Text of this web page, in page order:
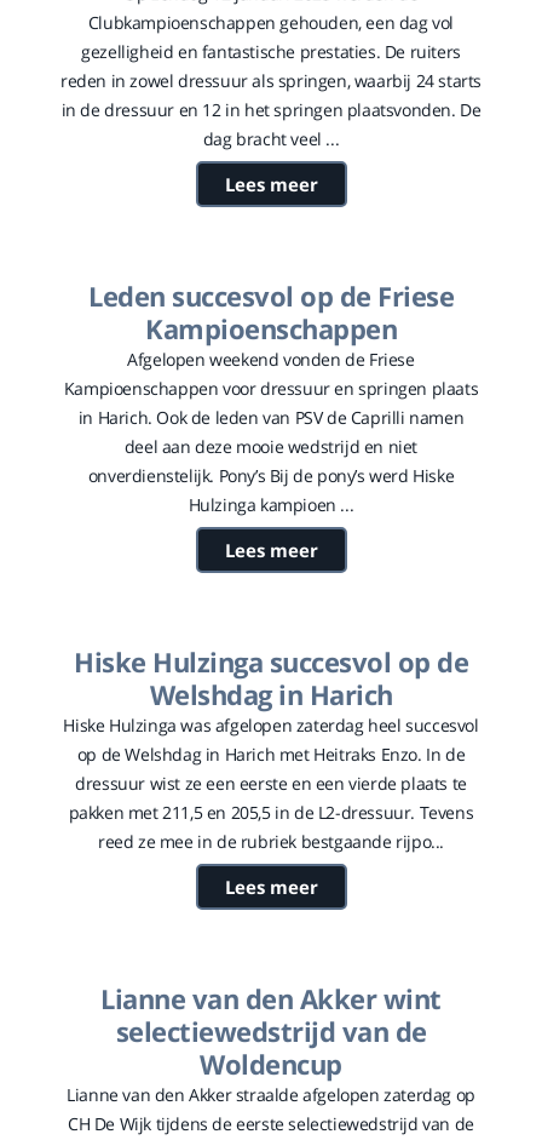
Clubkampioenschappen gehouden, een dag vol
gezelligheid en fantastische prestaties. De ruiters
reden in zowel dressuur als springen, waarbij 24 starts
in de dressuur en 12 in het springen plaatsvonden. De
dag bracht veel ...
Lees meer
Leden succesvol op de Friese
Kampioenschappen
Afgelopen weekend vonden de Friese
Kampioenschappen voor dressuur en springen plaats
in Harich. Ook de leden van PSV de Caprilli namen
deel aan deze mooie wedstrijd en niet
onverdienstelijk. Pony’s Bij de pony’s werd Hiske
Hulzinga kampioen ...
Lees meer
Hiske Hulzinga succesvol op de
Welshdag in Harich
Hiske Hulzinga was afgelopen zaterdag heel succesvol
op de Welshdag in Harich met Heitraks Enzo. In de
dressuur wist ze een eerste en een vierde plaats te
pakken met 211,5 en 205,5 in de L2-dressuur. Tevens
reed ze mee in de rubriek bestgaande rijpo...
Lees meer
Lianne van den Akker wint
selectiewedstrijd van de
Woldencup
Lianne van den Akker straalde afgelopen zaterdag op
CH De Wijk tijdens de eerste selectiewedstrijd van de